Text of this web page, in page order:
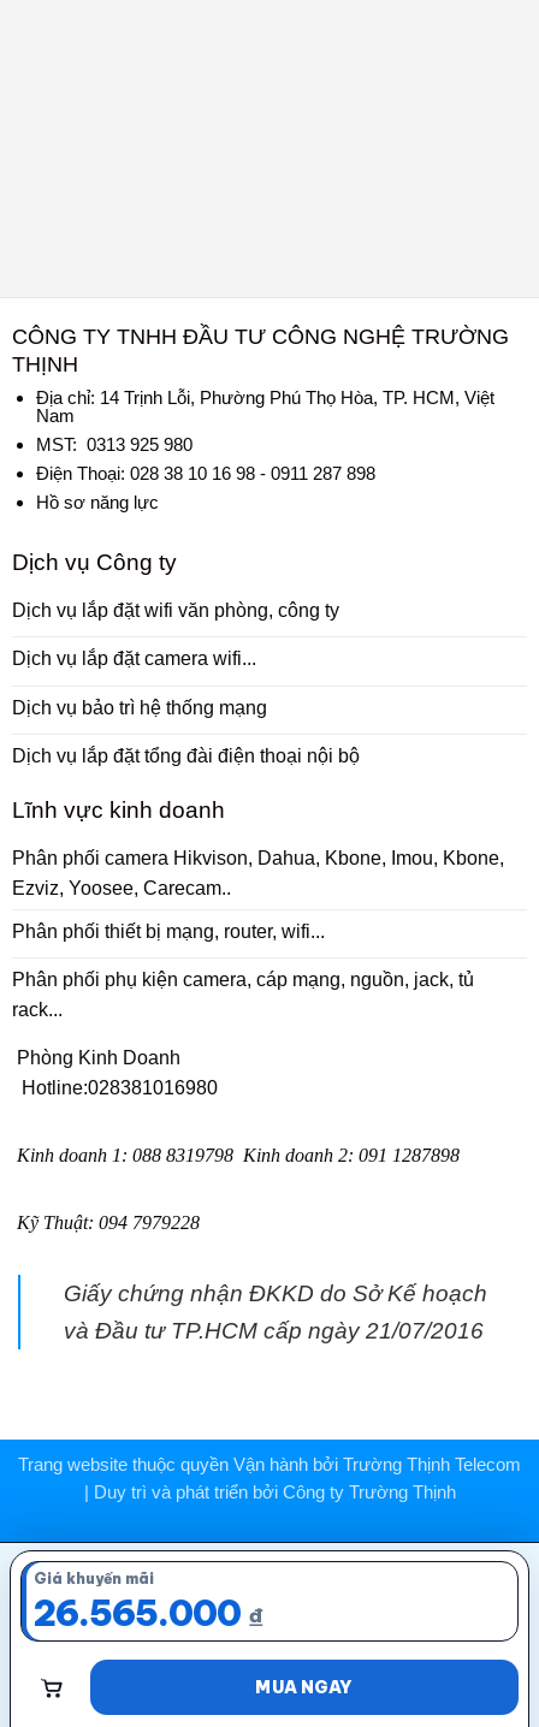
Giá khuyến mãi
26.565.000 ₫
THÊM
MUA NGAY
CÔNG TY TNHH ĐẦU TƯ CÔNG NGHỆ TRƯỜNG
THỊNH
Địa chỉ: 14 Trịnh Lỗi, Phường Phú Thọ Hòa, TP. HCM, Việt
Nam
MST: 0313 925 980
Điện Thoại: 028 38 10 16 98 - 0911 287 898
Hồ sơ năng lực
Dịch vụ Công ty
Dịch vụ lắp đặt wifi văn phòng, công ty
Dịch vụ lắp đặt camera wifi...
Dịch vụ bảo trì hệ thống mạng
Dịch vụ lắp đặt tổng đài điện thoại nội bộ
Lĩnh vực kinh doanh
Phân phối camera Hikvison, Dahua, Kbone, Imou, Kbone,
Ezviz, Yoosee, Carecam..
Phân phối thiết bị mạng, router, wifi...
Phân phối phụ kiện camera, cáp mạng, nguồn, jack, tủ
rack...
Phòng Kinh Doanh
Hotline:028381016980
Kinh doanh 1: 088 8319798 Kinh doanh 2: 091 1287898
Kỹ Thuật: 094 7979228
Giấy chứng nhận ĐKKD do Sở Kế hoạch
và Đầu tư TP.HCM cấp ngày 21/07/2016
Trang website thuộc quyền Vận hành bởi Trường Thịnh Telecom
| Duy trì và phát triển bởi Công ty Trường Thịnh